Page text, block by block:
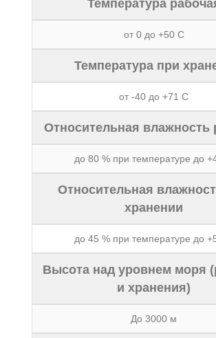
Температура
от 0 до +50 C
Температура при
от -40 до +71 C
Относительная влажность
до 80 % при температуре до
Относительная
xранении
до 45 % при температуре до
Высота над уровнем моря
и xранения)
До 3000 м